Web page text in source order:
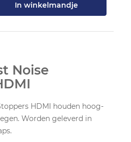
In winkelmandje
Noise
HDMI houden hoog-
Worden geleverd in